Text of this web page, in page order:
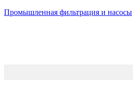
Промышленная фильтрация и насосы